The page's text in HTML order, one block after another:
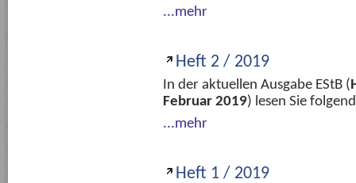
...mehr
Heft 2 / 2019
In der aktuellen Ausgabe EStB (
Februar 2019) lesen Sie
...mehr
Heft 1 / 2019